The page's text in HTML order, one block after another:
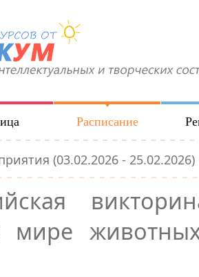
Расписание
(03.02.2026 - 25.02.2026)
мире